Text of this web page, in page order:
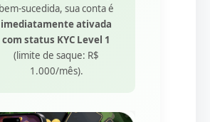
bem-sucedida, sua conta é
imediatamente ativada
com status KYC Level 1
(limite de saque: R$
1.000/mês).